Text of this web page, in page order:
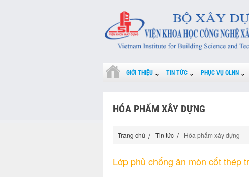
GIỚI THIỆU TIN TỨC PHỤC VỤ QLNN
HÓA PHẨM XÂY DỰNG
Trang chủ Tin tức Hóa phẩm xây dựng
Lớp phủ chống ăn mòn cốt thép